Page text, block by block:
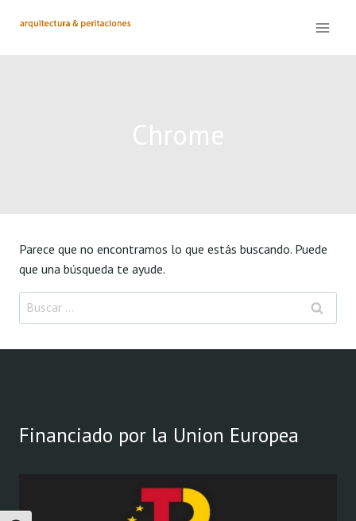
Parece que no encontramos lo que estás buscando. Puede
que una búsqueda te ayude.
Buscar:
Financiado por la Union Europea